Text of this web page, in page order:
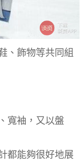
、飾物等共同組
寬袖，又以盤
都能夠很好地展